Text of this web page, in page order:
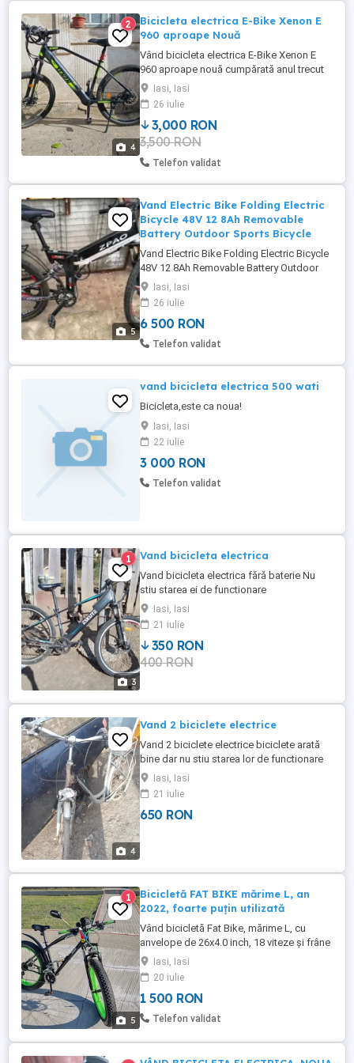
4
2
Bicicleta electrica E-Bike Xenon E
960 aproape Nouă
Vând bicicleta electrica E-Bike Xenon E
960 aproape nouă cumpărată anul trecut
din Hervis, folosită ocazional. - dotată cu
toate cele necesare utilizării pe drumurile
publice - anvelope Kenda late 27,5 - frâne
pe discuri - 21 de viteze - schimbătoare
secvențiale Schimano - folosită doar vara
aprox ...
Iasi, Iasi
26 iulie
3,000 RON
3,500 RON
Telefon validat
5
Vand Electric Bike Folding Electric
Bicycle 48V 12 8Ah Removable
Battery Outdoor Sports Bicycle
Vand Electric Bike Folding Electric Bicycle
48V 12 8Ah Removable Battery Outdoor
Sports Bicycle 21viteze incarcator !
Iasi, Iasi
26 iulie
6 500 RON
Telefon validat
vand bicicleta electrica 500 wati
Bicicleta,este ca noua!
Iasi, Iasi
22 iulie
3 000 RON
Telefon validat
3
1 Vand bicicleta electrica
Vand bicicleta electrica fără baterie Nu
stiu starea ei de functionare
Iasi, Iasi
21 iulie
350 RON
400 RON
4
Vand 2 biciclete electrice
Vand 2 biciclete electrice biciclete arată
bine dar nu stiu starea lor de functionare
Ambele biciclete 650
Iasi, Iasi
21 iulie
650 RON
5
1
Bicicletă FAT BIKE mărime L, an
2022, foarte puțin utilizată
Vând bicicletă Fat Bike, mărime L, cu
anvelope de 26x4.0 inch, 18 viteze și frâne
pe disc față spate. Cadrul este foarte
rezistent și în stare excelentă. Bicicleta a
fost folosită foarte puțin, cateva iesiri pe
asfalt si pădure - sub 100 km în total.
Dotări și echipamente suplimentare: * șa
Iasi, Iasi
20 iulie
1 500 RON
Telefon validat